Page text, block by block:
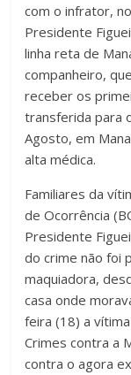
com o infrator,
Presidente
linha reta de
companheiro,
receber os
transferida para
Agosto, em
alta médica.
Familiares da
de Ocorrência
Presidente
do crime não foi
maquiadora,
casa onde
feira (18) a
Crimes contra a
contra o agora